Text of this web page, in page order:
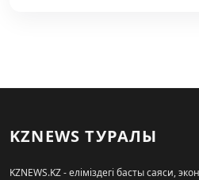
KZNEWS ТУРАЛЫ
KZNEWS.KZ - еліміздегі басты саяси,